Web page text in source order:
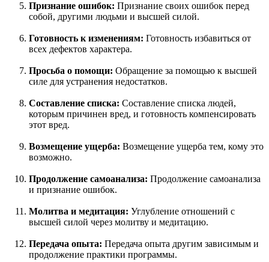
Признание ошибок: Признание своих ошибок перед
собой, другими людьми и высшей силой.
Готовность к изменениям: Готовность избавиться от
всех дефектов характера.
Просьба о помощи: Обращение за помощью к высшей
силе для устранения недостатков.
Составление списка: Составление списка людей,
которым причинен вред, и готовность компенсировать
этот вред.
Возмещение ущерба: Возмещение ущерба тем, кому это
возможно.
Продолжение самоанализа: Продолжение самоанализа
и признание ошибок.
Молитва и медитация: Углубление отношений с
высшей силой через молитву и медитацию.
Передача опыта: Передача опыта другим зависимым и
продолжение практики программы.